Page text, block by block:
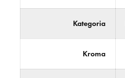
Kategoria
Kroma